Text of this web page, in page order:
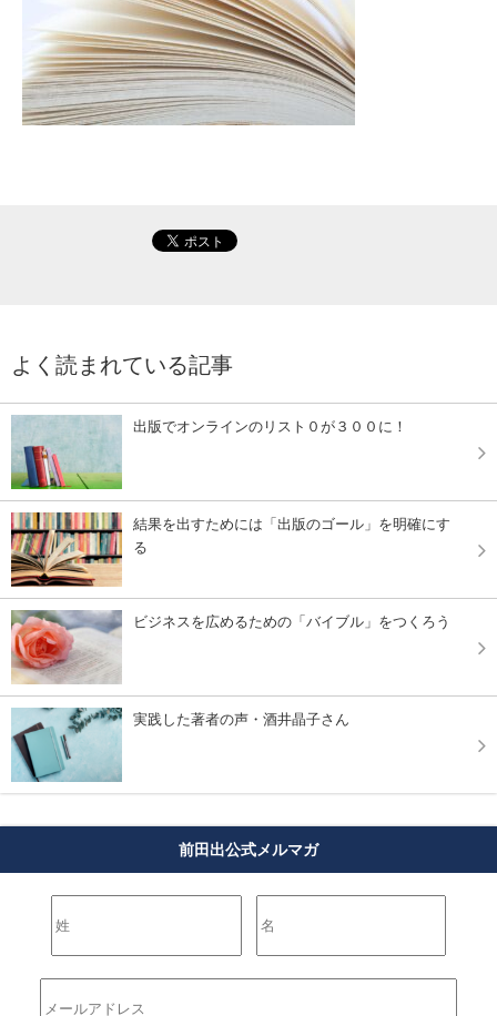
よく読まれている記事
出版でオンラインのリスト０が３００に！
結果を出すためには「出版のゴール」を明確にす
る
ビジネスを広めるための「バイブル」をつくろう
実践した著者の声・酒井晶子さん
前田出公式メルマガ